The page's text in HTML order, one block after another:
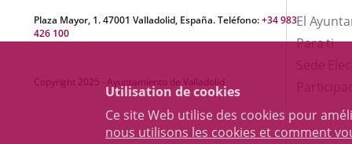
Utilisation de cookies
Ce site Web utilise des cookies pour
nous utilisons les cookies et comment
Plaza Mayor, 1. 47001 Valladolid, España. Teléfono:+34 983
426 100
Copyright 2025 - Ayuntamiento de Valladolid
El
Para ti